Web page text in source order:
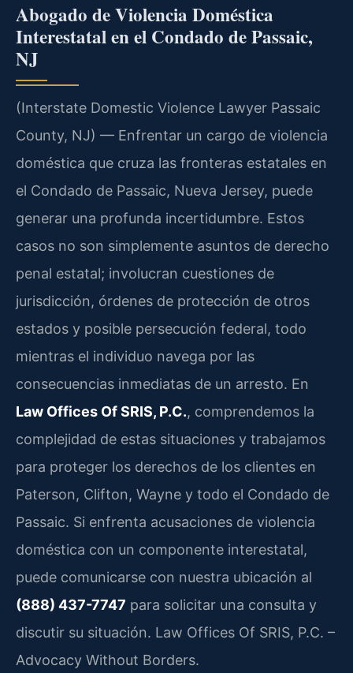
Abogado de Violencia Doméstica
Interestatal en el Condado de Passaic,
NJ
(Interstate Domestic Violence Lawyer Passaic
County, NJ) — Enfrentar un cargo de violencia
doméstica que cruza las fronteras estatales en
el Condado de Passaic, Nueva Jersey, puede
generar una profunda incertidumbre. Estos
casos no son simplemente asuntos de derecho
penal estatal; involucran cuestiones de
jurisdicción, órdenes de protección de otros
estados y posible persecución federal, todo
mientras el individuo navega por las
consecuencias inmediatas de un arresto. En
Law Offices Of SRIS, P.C., comprendemos la
complejidad de estas situaciones y trabajamos
para proteger los derechos de los clientes en
Paterson, Clifton, Wayne y todo el Condado de
Passaic. Si enfrenta acusaciones de violencia
doméstica con un componente interestatal,
puede comunicarse con nuestra ubicación al
(888) 437-7747 para solicitar una consulta y
discutir su situación. Law Offices Of SRIS, P.C. –
Advocacy Without Borders.